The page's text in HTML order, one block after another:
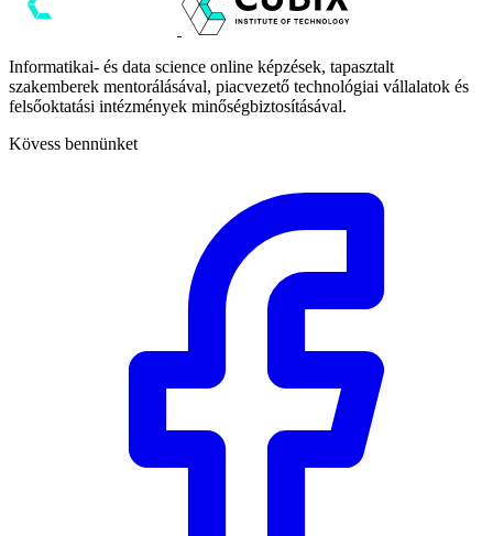
Informatikai- és data science online képzések, tapasztalt
szakemberek mentorálásával, piacvezető technológiai vállalatok és
felsőoktatási intézmények minőségbiztosításával.
Kövess bennünket